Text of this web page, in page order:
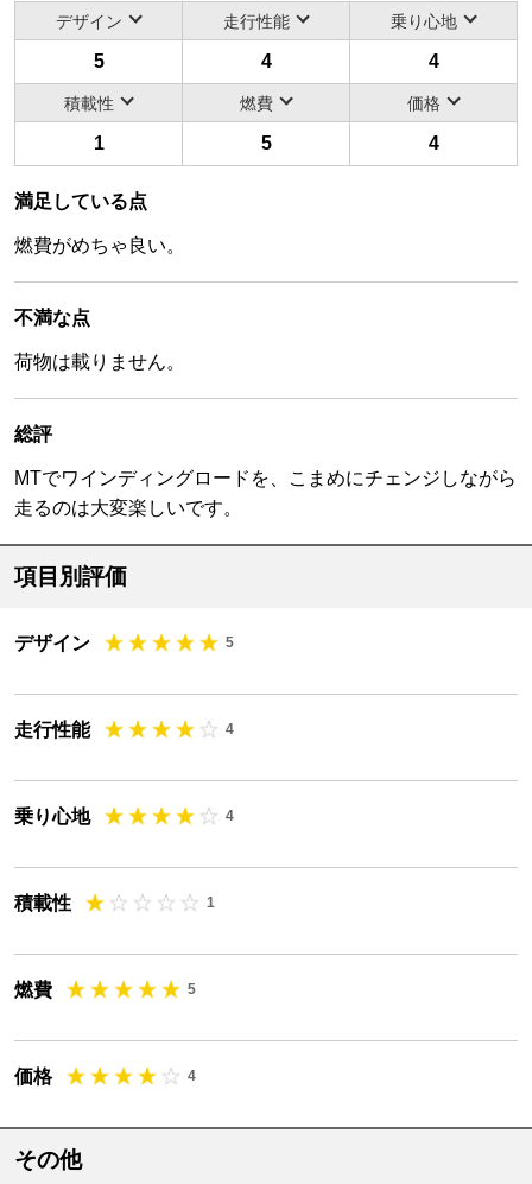
デザイン 走行性能 乗り心地
5 4 4
積載性 燃費 価格
1 5 4
満足している点
燃費がめちゃ良い。
不満な点
荷物は載りません。
総評
MTでワインディングロードを、こまめにチェンジしながら
走るのは大変楽しいです。
項目別評価
デザイン 5
走行性能 4
乗り心地 4
積載性 1
燃費 5
価格 4
その他